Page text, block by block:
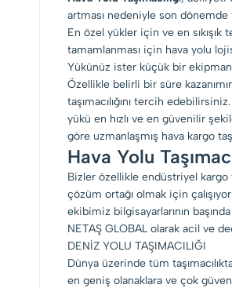
artması nedeniyle son
En özel yükler için ve en
tamamlanması için hava yolu
Yükünüz ister küçük bir
Özellikle belirli bir süre
taşımacılığını tercih
yükü en hızlı ve en güvenilir
göre uzmanlaşmış hava kargo
Hava Yolu
Bizler özellikle endüstriyel
çözüm ortağı olmak için
ekibimiz bilgisayarlarının
NETAŞ GLOBAL olarak acil ve
DENİZ YOLU TAŞIMACILIĞI
Dünya üzerinde tüm
en geniş olanaklara ve çok